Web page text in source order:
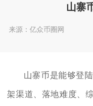
山寨
来源：亿众币圈网
山寨币是能够登
架渠道、落地难度、